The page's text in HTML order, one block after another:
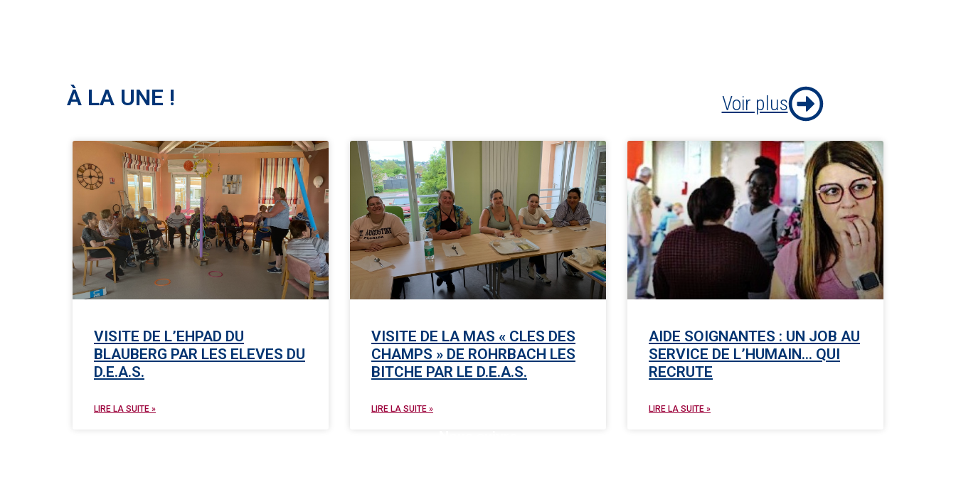
À LA UNE ! Voir plus
VISITE DE L’EHPAD DU
BLAUBERG PAR LES ELEVES DU
D.E.A.S.
LIRE LA SUITE »
VISITE DE LA MAS « CLES DES
CHAMPS » DE ROHRBACH LES
BITCHE PAR LE D.E.A.S.
LIRE LA SUITE »
AIDE SOIGNANTES : UN JOB AU
SERVICE DE L’HUMAIN… QUI
RECRUTE
LIRE LA SUITE »